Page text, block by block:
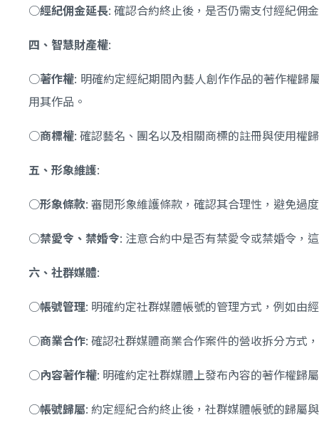
○經紀佣金延長: 確認合約終止後，是否仍需支付經紀佣
四、智慧財產權:
○著作權: 明確約定經紀期間內藝人創作作品的著作權歸
用其作品。
○商標權: 確認藝名、團名以及相關商標的註冊與使用權
五、形象維護:
○形象條款: 審閱形象維護條款，確認其合理性，避免過
○禁愛令、禁婚令: 注意合約中是否有禁愛令或禁婚令，
六、社群媒體:
○帳號管理: 明確約定社群媒體帳號的管理方式，例如由
○商業合作: 確認社群媒體商業合作案件的營收拆分方式
○內容著作權: 明確約定社群媒體上發布內容的著作權歸
○帳號歸屬: 約定經紀合約終止後，社群媒體帳號的歸屬